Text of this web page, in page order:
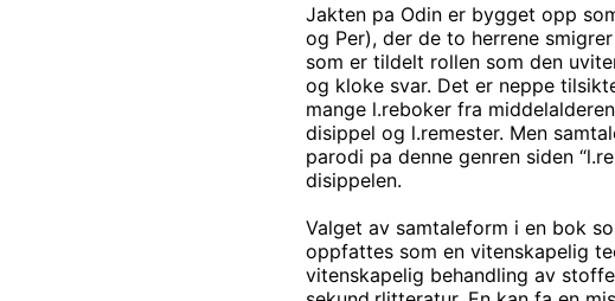
Jakten pa Odin er bygget opp
og Per), der de to herrene
som er tildelt rollen som den
og kloke svar. Det er neppe
mange l.reboker fra
disippel og l.remester. Men
parodi pa denne genren siden
disippelen.
Valget av samtaleform i en bok
oppfattes som en vitenskapelig
vitenskapelig behandling av